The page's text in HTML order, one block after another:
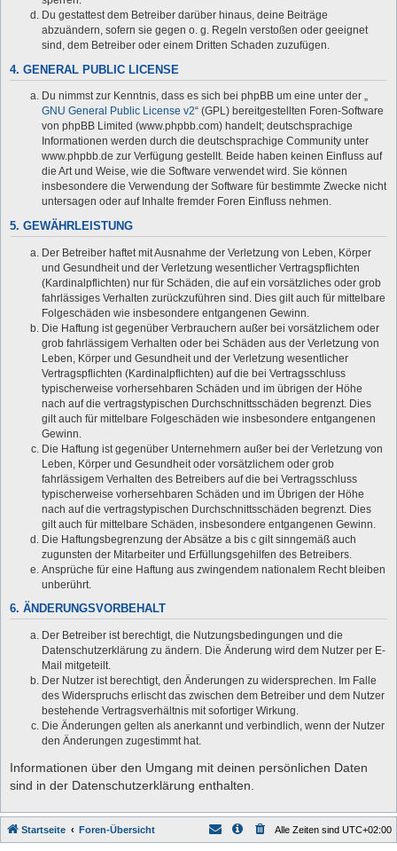
Du gestattest dem Betreiber darüber hinaus, deine Beiträge
abzuändern, sofern sie gegen o. g. Regeln verstoßen oder geeignet
sind, dem Betreiber oder einem Dritten Schaden zuzufügen.
4. GENERAL PUBLIC LICENSE
Du nimmst zur Kenntnis, dass es sich bei phpBB um eine unter der „
GNU General Public License v2“ (GPL) bereitgestellten Foren-Software
von phpBB Limited (www.phpbb.com) handelt; deutschsprachige
Informationen werden durch die deutschsprachige Community unter
www.phpbb.de zur Verfügung gestellt. Beide haben keinen Einfluss auf
die Art und Weise, wie die Software verwendet wird. Sie können
insbesondere die Verwendung der Software für bestimmte Zwecke nicht
untersagen oder auf Inhalte fremder Foren Einfluss nehmen.
5. GEWÄHRLEISTUNG
Der Betreiber haftet mit Ausnahme der Verletzung von Leben, Körper
und Gesundheit und der Verletzung wesentlicher Vertragspflichten
(Kardinalpflichten) nur für Schäden, die auf ein vorsätzliches oder grob
fahrlässiges Verhalten zurückzuführen sind. Dies gilt auch für mittelbare
Folgeschäden wie insbesondere entgangenen Gewinn.
Die Haftung ist gegenüber Verbrauchern außer bei vorsätzlichem oder
grob fahrlässigem Verhalten oder bei Schäden aus der Verletzung von
Leben, Körper und Gesundheit und der Verletzung wesentlicher
Vertragspflichten (Kardinalpflichten) auf die bei Vertragsschluss
typischerweise vorhersehbaren Schäden und im übrigen der Höhe
nach auf die vertragstypischen Durchschnittsschäden begrenzt. Dies
gilt auch für mittelbare Folgeschäden wie insbesondere entgangenen
Gewinn.
Die Haftung ist gegenüber Unternehmern außer bei der Verletzung von
Leben, Körper und Gesundheit oder vorsätzlichem oder grob
fahrlässigem Verhalten des Betreibers auf die bei Vertragsschluss
typischerweise vorhersehbaren Schäden und im Übrigen der Höhe
nach auf die vertragstypischen Durchschnittsschäden begrenzt. Dies
gilt auch für mittelbare Schäden, insbesondere entgangenen Gewinn.
Die Haftungsbegrenzung der Absätze a bis c gilt sinngemäß auch
zugunsten der Mitarbeiter und Erfüllungsgehilfen des Betreibers.
Ansprüche für eine Haftung aus zwingendem nationalem Recht bleiben
unberührt.
6. ÄNDERUNGSVORBEHALT
Der Betreiber ist berechtigt, die Nutzungsbedingungen und die
Datenschutzerklärung zu ändern. Die Änderung wird dem Nutzer per E-
Mail mitgeteilt.
Der Nutzer ist berechtigt, den Änderungen zu widersprechen. Im Falle
des Widerspruchs erlischt das zwischen dem Betreiber und dem Nutzer
bestehende Vertragsverhältnis mit sofortiger Wirkung.
Die Änderungen gelten als anerkannt und verbindlich, wenn der Nutzer
den Änderungen zugestimmt hat.
Informationen über den Umgang mit deinen persönlichen Daten
sind in der Datenschutzerklärung enthalten.
Startseite Foren-Übersicht Alle Zeiten sind UTC+02:00